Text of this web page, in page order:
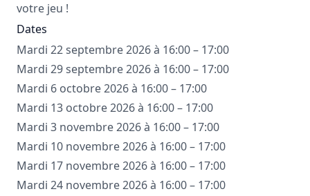
votre jeu !
Dates
Mardi 22 septembre 2026 à 16:00 – 17:00
Mardi 29 septembre 2026 à 16:00 – 17:00
Mardi 6 octobre 2026 à 16:00 – 17:00
Mardi 13 octobre 2026 à 16:00 – 17:00
Mardi 3 novembre 2026 à 16:00 – 17:00
Mardi 10 novembre 2026 à 16:00 – 17:00
Mardi 17 novembre 2026 à 16:00 – 17:00
Mardi 24 novembre 2026 à 16:00 – 17:00